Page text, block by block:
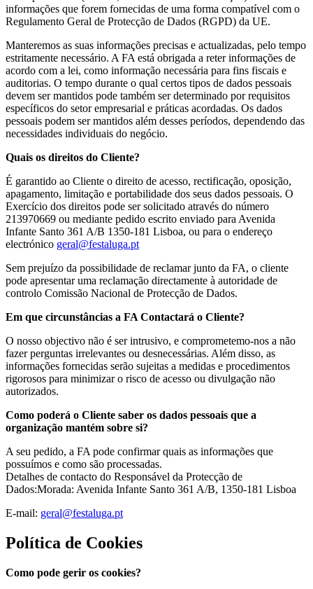
informações que forem fornecidas de uma forma compatível com o
Regulamento Geral de Protecção de Dados (RGPD) da UE.
Manteremos as suas informações precisas e actualizadas, pelo tempo
estritamente necessário. A FA está obrigada a reter informações de
acordo com a lei, como informação necessária para fins fiscais e
auditorias. O tempo durante o qual certos tipos de dados pessoais
devem ser mantidos pode também ser determinado por requisitos
específicos do setor empresarial e práticas acordadas. Os dados
pessoais podem ser mantidos além desses períodos, dependendo das
necessidades individuais do negócio.
Quais os direitos do Cliente?
É garantido ao Cliente o direito de acesso, rectificação, oposição,
apagamento, limitação e portabilidade dos seus dados pessoais. O
Exercício dos direitos pode ser solicitado através do número
213970669 ou mediante pedido escrito enviado para Avenida
Infante Santo 361 A/B 1350-181 Lisboa, ou para o endereço
electrónico geral@festaluga.pt
Sem prejuízo da possibilidade de reclamar junto da FA, o cliente
pode apresentar uma reclamação directamente à autoridade de
controlo Comissão Nacional de Protecção de Dados.
Em que circunstâncias a FA Contactará o Cliente?
O nosso objectivo não é ser intrusivo, e comprometemo-nos a não
fazer perguntas irrelevantes ou desnecessárias. Além disso, as
informações fornecidas serão sujeitas a medidas e procedimentos
rigorosos para minimizar o risco de acesso ou divulgação não
autorizados.
Como poderá o Cliente saber os dados pessoais que a
organização mantém sobre si?
A seu pedido, a FA pode confirmar quais as informações que
possuímos e como são processadas.
Detalhes de contacto do Responsável da Protecção de
Dados:Morada: Avenida Infante Santo 361 A/B, 1350-181 Lisboa
E-mail: geral@festaluga.pt
Política de Cookies
Como pode gerir os cookies?